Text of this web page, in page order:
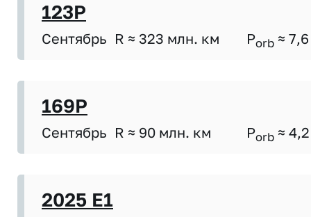
123P
Сентябрь R ≈ 323 млн. км Porb ≈ 7,6
169P
Сентябрь R ≈ 90 млн. км Porb ≈ 4,2
2025 E1